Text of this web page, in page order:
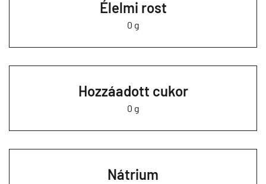
Élelmi rost
0 g
Hozzáadott cukor
0 g
Nátrium